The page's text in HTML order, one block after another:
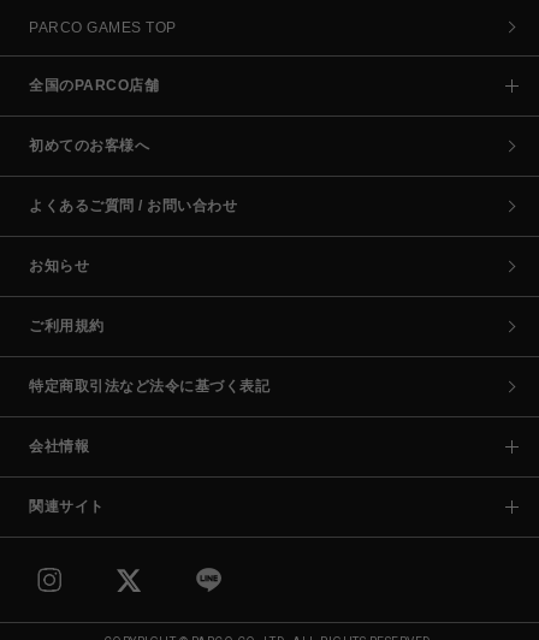
PARCO GAMES TOP
全国のPARCO店舗
初めてのお客様へ
よくあるご質問 / お問い合わせ
お知らせ
ご利用規約
特定商取引法など法令に基づく表記
会社情報
関連サイト